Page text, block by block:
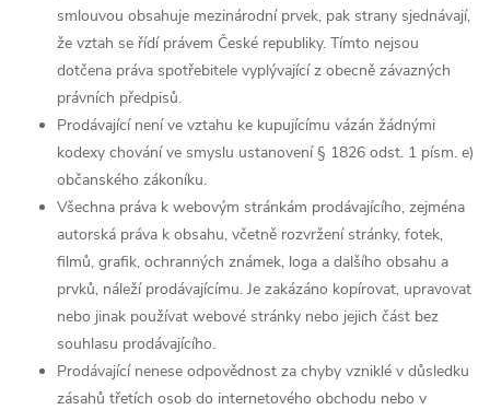
smlouvou obsahuje mezinárodní prvek, pak strany sjednávají,
že vztah se řídí právem České republiky. Tímto nejsou
dotčena práva spotřebitele vyplývající z obecně závazných
právních předpisů.
Prodávající není ve vztahu ke kupujícímu vázán žádnými
kodexy chování ve smyslu ustanovení § 1826 odst. 1 písm. e)
občanského zákoníku.
Všechna práva k webovým stránkám prodávajícího, zejména
autorská práva k obsahu, včetně rozvržení stránky, fotek,
filmů, grafik, ochranných známek, loga a dalšího obsahu a
prvků, náleží prodávajícímu. Je zakázáno kopírovat, upravovat
nebo jinak používat webové stránky nebo jejich část bez
souhlasu prodávajícího.
Prodávající nenese odpovědnost za chyby vzniklé v důsledku
zásahů třetích osob do internetového obchodu nebo v